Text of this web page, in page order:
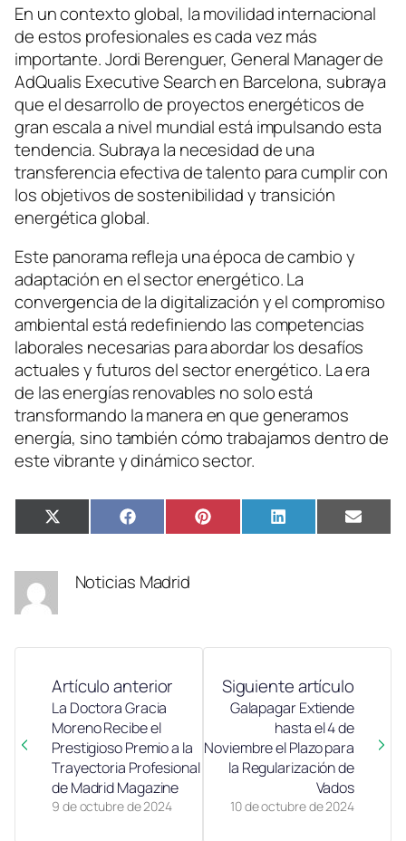
En un contexto global, la movilidad internacional
de estos profesionales es cada vez más
importante. Jordi Berenguer, General Manager de
AdQualis Executive Search en Barcelona, subraya
que el desarrollo de proyectos energéticos de
gran escala a nivel mundial está impulsando esta
tendencia. Subraya la necesidad de una
transferencia efectiva de talento para cumplir con
los objetivos de sostenibilidad y transición
energética global.
Este panorama refleja una época de cambio y
adaptación en el sector energético. La
convergencia de la digitalización y el compromiso
ambiental está redefiniendo las competencias
laborales necesarias para abordar los desafíos
actuales y futuros del sector energético. La era
de las energías renovables no solo está
transformando la manera en que generamos
energía, sino también cómo trabajamos dentro de
este vibrante y dinámico sector.
Compartir
en
X
(Twitter)
Compartir
en
FacebookCompartir
en
PinterestCompartir
en
LinkedIn
en
Email
Noticias Madrid
Artículo anterior
9 de octubre de 2024
La Doctora Gracia
Moreno Recibe el
Prestigioso Premio a la
Trayectoria Profesional
de Madrid Magazine
Siguiente artículo
10 de octubre de 2024
Galapagar Extiende
hasta el 4 de
Noviembre el Plazo para
la Regularización de
Vados